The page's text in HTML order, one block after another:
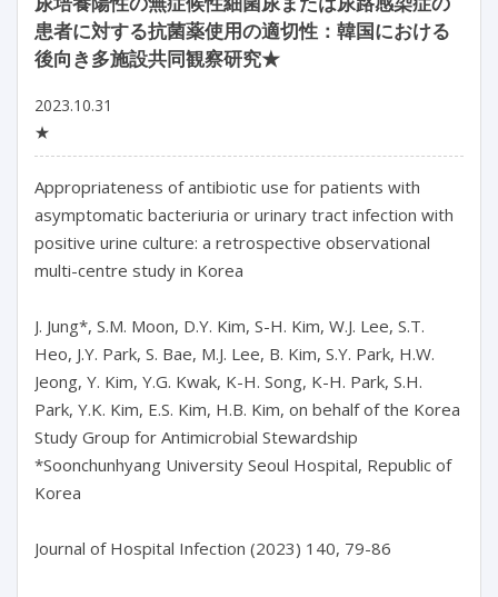
患者に対する抗菌薬使用の適切性：韓国における
後向き多施設共同観察研究★
2023.10.31
★
Appropriateness of antibiotic use for patients with
asymptomatic bacteriuria or urinary tract infection with
positive urine culture: a retrospective observational
multi-centre study in Korea
J. Jung*, S.M. Moon, D.Y. Kim, S-H. Kim, W.J. Lee, S.T.
Heo, J.Y. Park, S. Bae, M.J. Lee, B. Kim, S.Y. Park, H.W.
Jeong, Y. Kim, Y.G. Kwak, K-H. Song, K-H. Park, S.H.
Park, Y.K. Kim, E.S. Kim, H.B. Kim, on behalf of the Korea
Study Group for Antimicrobial Stewardship
*Soonchunhyang University Seoul Hospital, Republic of
Korea
Journal of Hospital Infection (2023) 140, 79-86